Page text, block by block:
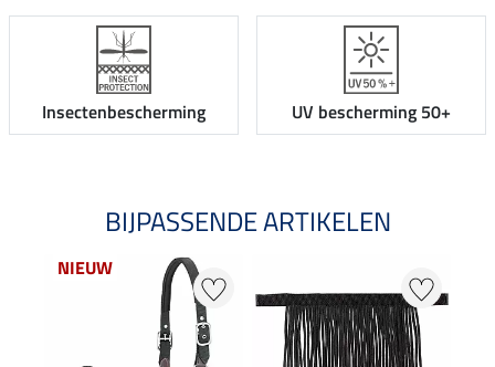
Insectenbescherming UV bescherming 50+
BIJPASSENDE ARTIKELEN
NIEUW